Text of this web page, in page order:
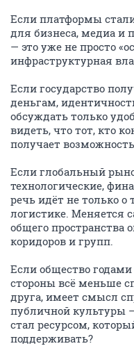
Если платформы
для бизнеса, медиа и
— это уже не просто
инфраструктурная
Если государство
деньгам,
обсуждать только
видеть, что тот, кто
получает
Если глобальный
технологические,
речь идёт не только
логистике. Меняется
общего пространства
коридоров и групп.
Если общество
стороны всё меньше
друга, имеет смысл
публичной культуры
стал ресурсом,
поддерживать?